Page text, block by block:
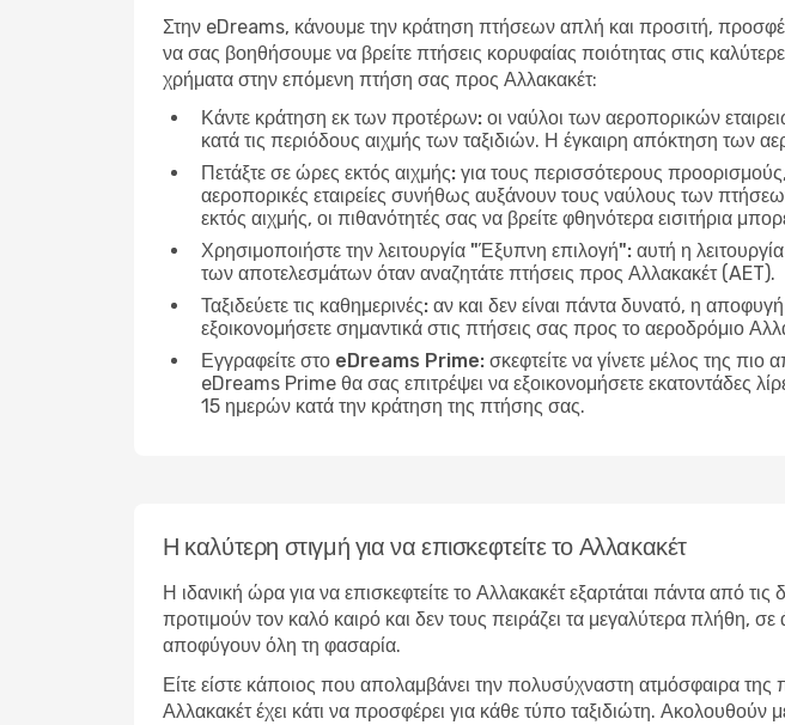
Στην eDreams, κάνουμε την κράτηση πτήσεων απλή και προσιτή,
να σας βοηθήσουμε να βρείτε πτήσεις κορυφαίας ποιότητας στις
χρήματα στην επόμενη πτήση σας προς Αλλακακέτ:
Κάντε κράτηση εκ των προτέρων: οι ναύλοι των αεροπορικών
κατά τις περιόδους αιχμής των ταξιδιών. Η έγκαιρη απόκτηση των
Πετάξτε σε ώρες εκτός αιχμής: για τους περισσότερους
αεροπορικές εταιρείες συνήθως αυξάνουν τους ναύλους των
εκτός αιχμής, οι πιθανότητές σας να βρείτε φθηνότερα εισιτήρια
Χρησιμοποιήστε την λειτουργία "Έξυπνη επιλογή": αυτή η
των αποτελεσμάτων όταν αναζητάτε πτήσεις προς Αλλακακέτ (AET).
Ταξιδεύετε τις καθημερινές: αν και δεν είναι πάντα δυνατό, η
εξοικονομήσετε σημαντικά στις πτήσεις σας προς το αεροδρόμιο
Εγγραφείτε στο eDreams Prime: σκεφτείτε να γίνετε μέλος της
eDreams Prime θα σας επιτρέψει να εξοικονομήσετε εκατοντάδες
15 ημερών κατά την κράτηση της πτήσης σας.
Η καλύτερη στιγμή για να επισκεφτείτε το Αλλακακέτ
Η ιδανική ώρα για να επισκεφτείτε το Αλλακακέτ εξαρτάται πάντα από
προτιμούν τον καλό καιρό και δεν τους πειράζει τα μεγαλύτερα πλήθη,
αποφύγουν όλη τη φασαρία.
Είτε είστε κάποιος που απολαμβάνει την πολυσύχναστη ατμόσφαιρα
Αλλακακέτ έχει κάτι να προσφέρει για κάθε τύπο ταξιδιώτη. Ακολουθούν